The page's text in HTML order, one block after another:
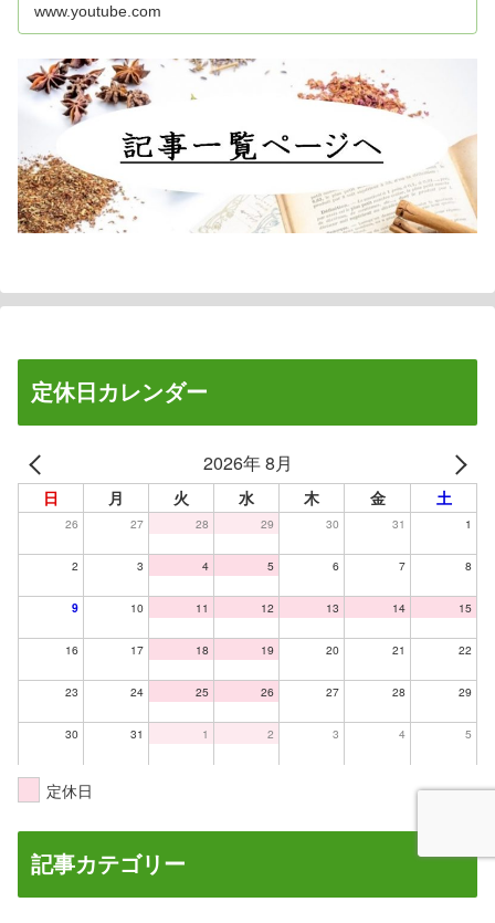
www.youtube.com
定休日カレンダー
2026年 8月
日 月 火 水 木 金 土
26 27 28 29 30 31 1
2 3 4 5 6 7 8
9 10 11 12 13 14 15
16 17 18 19 20 21 22
23 24 25 26 27 28 29
30 31 1 2 3 4 5
定休日
記事カテゴリー